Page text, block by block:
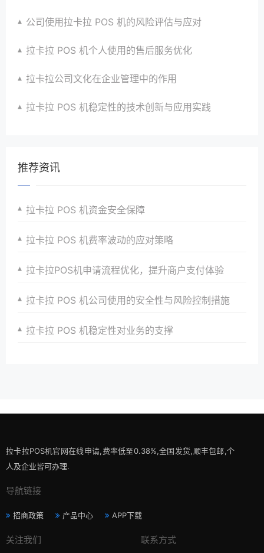
公司使用拉卡拉 POS 机的风险评估与应对
拉卡拉 POS 机个人使用的售后服务优化
拉卡拉公司文化在企业管理中的作用
拉卡拉 POS 机稳定性的技术创新与应用实践
推荐资讯
拉卡拉 POS 机资金安全保障
拉卡拉 POS 机费率波动的应对策略
拉卡拉POS机申请流程优化，提升商户支付体验
拉卡拉 POS 机公司使用的安全性与风险控制措施
拉卡拉 POS 机稳定性对业务的支撑
拉卡拉POS机官网在线申请,费率低至0.38%,全国发货,顺丰包邮,个
人及企业皆可办理.
导航链接
招商政策 产品中心 APP下载
关注我们 联系方式